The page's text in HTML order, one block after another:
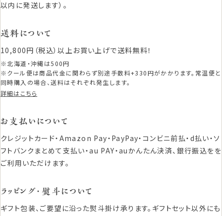
以内に発送します）。
送料について
10,800円（税込）以上お買い上げで送料無料！
※北海道・沖縄は500円
※クール便は商品代金に関わらず別途手数料+330円がかかります。常温便と
同時購入の場合、送料はそれぞれ発生します。
詳細はこちら
お支払いについて
クレジットカード・Amazon Pay・PayPay・コンビニ前払・d払い・ソ
フトバンクまとめて支払い・au PAY・auかんたん決済、銀行振込をを
ご利用いただけます。
ラッピング・熨斗について
ギフト包装、ご要望に沿った熨斗掛け承ります。ギフトセット以外にも